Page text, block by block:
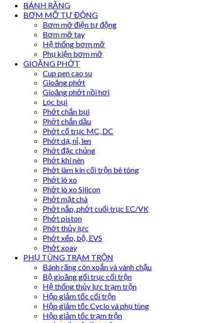
BÁNH RĂNG
BƠM MỠ TỰ ĐỘNG
Bơm mỡ điện tự động
Bơm mỡ tay
Hệ thống bơm mỡ
Phụ kiện bơm mỡ
GIOĂNG PHỚT
Cup pen cao su
Gioăng phớt
Gioăng phớt nồi hơi
Lọc bụi
Phớt chắn bụi
Phớt chắn dầu
Phớt cổ trục MC, DC
Phớt dạ, nỉ, len
Phớt đặc chủng
Phớt khí nén
Phớt làm kín cối trộn bê tông
Phớt lò xo
Phớt lò xo Silicon
Phớt mặt chà
Phớt nắp, phớt cuối trục EC/VK
Phớt piston
Phớt thủy lực
Phớt xếp, bộ, EVS
Phớt xoay
PHỤ TÙNG TRẠM TRỘN
Bánh răng côn xoắn và vành chậu
Bộ gioăng gối trục cối trộn
Hệ thống thủy lực trạm trộn
Hộp giảm tốc cối trộn
Hộp giảm tốc Cyclo và phụ tùng
Hộp giảm tốc trạm trộn